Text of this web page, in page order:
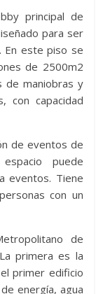
principal de
para ser
En este piso se
de 2500m2
de maniobras y
con capacidad
de eventos de
puede
eventos. Tiene
con un
de
primera es la
primer edificio
energía, agua